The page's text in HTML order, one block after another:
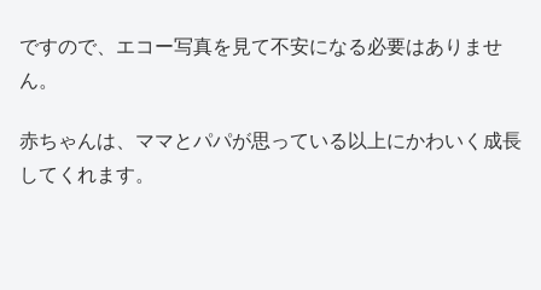
ですので、エコー写真を見て不安になる必要はありませ
ん。
赤ちゃんは、ママとパパが思っている以上にかわいく成長
してくれます。